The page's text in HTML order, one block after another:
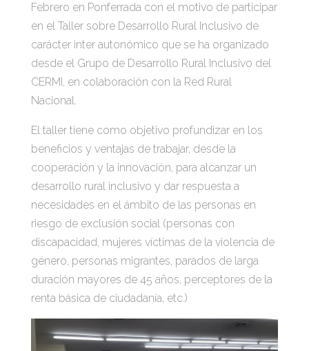
Febrero en Ponferrada con el motivo de participar
en el Taller sobre Desarrollo Rural Inclusivo de
carácter inter autonómico que se ha organizado
desde el Grupo de Desarrollo Rural Inclusivo del
CERMI, en colaboración con la Red Rural
Nacional.
El taller tiene como objetivo profundizar en los
beneficios y ventajas de trabajar, desde la
cooperación y la innovación, para alcanzar un
desarrollo rural inclusivo y dar respuesta a
necesidades en el ámbito de las personas en
riesgo de exclusión social (personas con
discapacidad, mujeres víctimas de la violencia de
género, personas migrantes, parados de larga
duración mayores de 45 años, perceptores de la
renta básica de ciudadanía, etc.)